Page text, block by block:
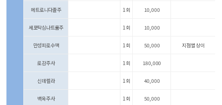
메트로니다졸주 1회 10,000
세포탁심나트륨주 1회 10,000
만성피로수액 1회 50,000 지점별 상이
로감주사 1회 180,000
신데렐라 1회 40,000
백옥주사 1회 50,000